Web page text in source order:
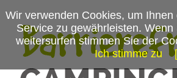
Wir verwenden Cookies, um
Service zu gewährleisten.
weitersurfen stimmen Sie der
Ich stimme zu